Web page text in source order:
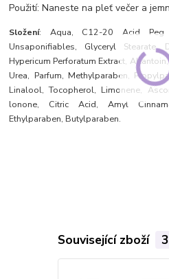
Použití: Naneste na pleť večer a
Složení: Aqua, C12-20 Acid
Unsaponifiables, Glyceryl Stearate,
Hypericum Perforatum Extract,
Urea, Parfum, Methylparaben,
Linalool, Tocopherol, Limonene,
lonone, Citric Acid, Amyl
Ethylparaben, Butylparaben.
Související zboží 3